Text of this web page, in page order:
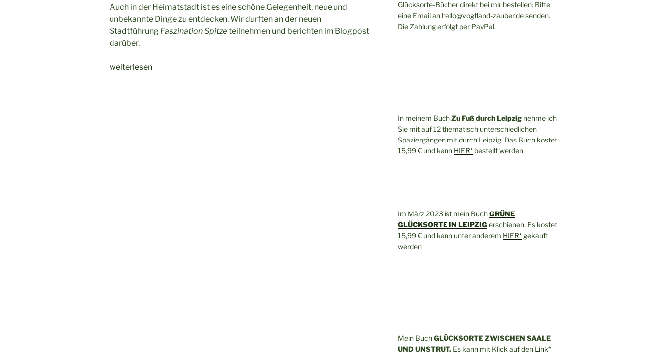
Auch in der Heimatstadt ist es eine schöne Gelegenheit, neue und
unbekannte Dinge zu entdecken. Wir durften an der neuen
Stadtführung Faszination Spitzeteilnehmen und berichten im Blogpost
darüber.
„Stadtführung
weiterlesen
Glücksorte-Bücher direkt bei mir bestellen: Bitte
eine Email an hallo@vogtland-zauber.de senden.
Die Zahlung erfolgt per PayPal.
In meinem BuchZu Fuß durch Leipzignehme ich
Sie mit auf 12 thematisch unterschiedlichen
Spaziergängen mit durch Leipzig. Das Buch kostet
15,99 € und kann HIER*bestellt werden
Im März 2023 ist mein BuchGRÜNE
GLÜCKSORTE IN LEIPZIG erschienen. Es kostet
15,99 € und kann unter anderem HIER*gekauft
werden
Mein BuchGLÜCKSORTE ZWISCHEN SAALE
UND UNSTRUT.Es kann mit Klick auf den Link*